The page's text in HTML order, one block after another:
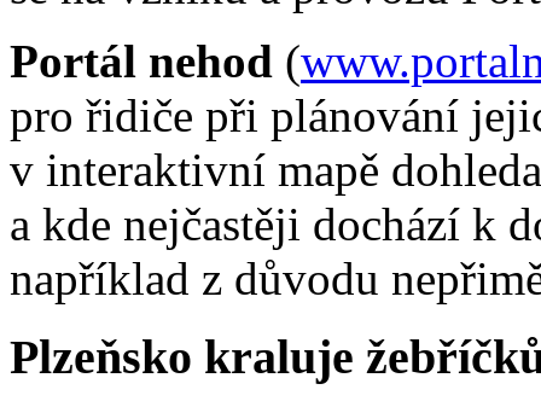
Portál nehod (
pro řidiče při plánování
v interaktivní mapě
a kde nejčastěji dochází k
například z důvodu
Plzeňsko kraluje